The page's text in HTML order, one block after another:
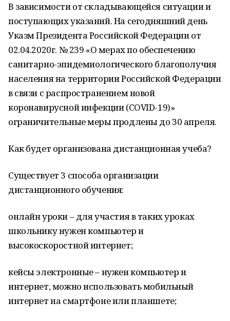
В зависимости от складывающейся ситуации и
поступающих указаний. На сегодняшний день
Указм Президента Российской Федерации от
02.04.2020г. № 239 «О мерах по обеспечению
санитарно-эпидемиологического благополучия
населения на территории Российской Федерации
в связи с распространением новой
коронавирусной инфекции (COVID-19)»
ограничительные меры продлены до 30 апреля.
Как будет организована дистанционная учеба?
Существует 3 способа организации
дистанционного обучения:
онлайн уроки – для участия в таких уроках
школьнику нужен компьютер и
высокоскоростной интернет;
кейсы электронные – нужен компьютер и
интернет, можно использовать мобильный
интернет на смартфоне или планшете;